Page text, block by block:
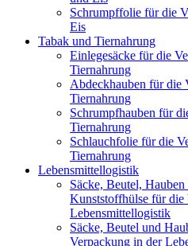
Schrumpffolie für die
Eis
Tabak und Tiernahrung
Einlegesäcke für die
Tiernahrung
Abdeckhauben für die
Tiernahrung
Schrumpfhauben für
Tiernahrung
Schlauchfolie für die
Tiernahrung
Lebensmittellogistik
Säcke, Beutel,
Kunststoffhülse für die
Lebensmittellogistik
Säcke, Beutel und
Verpackung in der